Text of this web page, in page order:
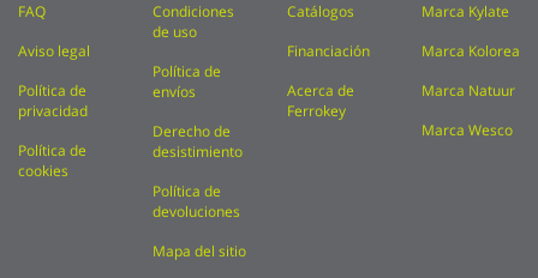
FAQ
Aviso legal
Política de
privacidad
Política de
cookies
Condiciones
de uso
Política de
envíos
Derecho de
desistimiento
Política de
devoluciones
Mapa del sitio
Catálogos
Financiación
Acerca de
Ferrokey
Marca Kylate
Marca Kolorea
Marca Natuur
Marca Wesco